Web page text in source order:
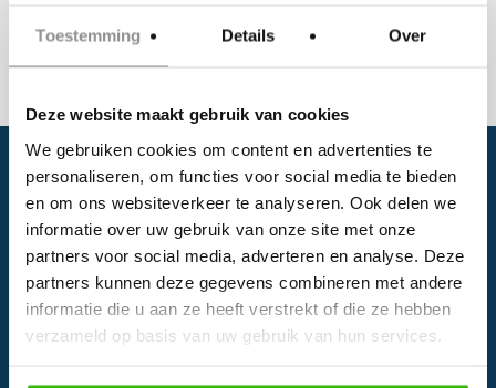
Toestemming Details Over
Deze website maakt gebruik van cookies
We gebruiken cookies om content en advertenties te
personaliseren, om functies voor social media te bieden
en om ons websiteverkeer te analyseren. Ook delen we
informatie over uw gebruik van onze site met onze
partners voor social media, adverteren en analyse. Deze
partners kunnen deze gegevens combineren met andere
informatie die u aan ze heeft verstrekt of die ze hebben
verzameld op basis van uw gebruik van hun services.
Facebook